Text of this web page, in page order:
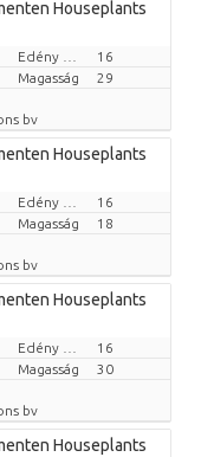
Houseplants
16
Magasság
29
bv
Houseplants
16
Magasság
18
bv
Houseplants
16
Magasság
30
bv
Houseplants